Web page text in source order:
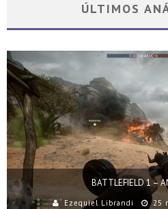
ÚLTIMOS
BATTLEFIELD 1 –
Ezequiel Librandi 25